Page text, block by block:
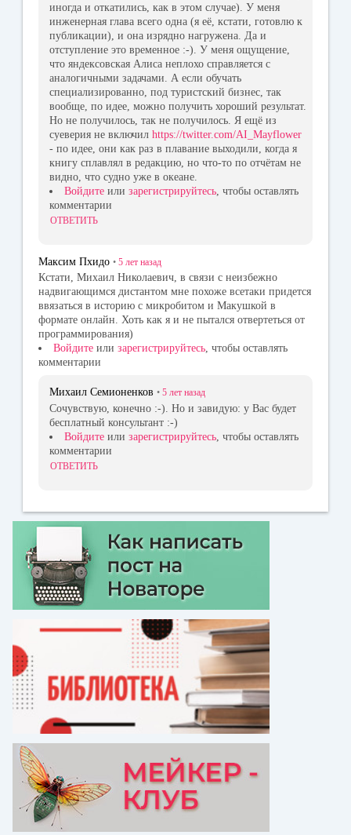
иногда и откатились, как в этом случае). У меня
инженерная глава всего одна (я её, кстати, готовлю к
публикации), и она изрядно нагружена. Да и
отступление это временное :-). У меня ощущение,
что яндексовская Алиса неплохо справляется с
аналогичными задачами. А если обучать
специализированно, под туристский бизнес, так
вообще, по идее, можно получить хороший результат.
Но не получилось, так не получилось. Я ещё из
суеверия не включил https://twitter.com/AI_Mayflower
- по идее, они как раз в плавание выходили, когда я
книгу сплавлял в редакцию, но что-то по отчётам не
видно, что судно уже в океане.
Войдите или зарегистрируйтесь , чтобы оставлять
комментарии
ОТВЕТИТЬ
Максим Пхидо • 5 лет назад
Кстати, Михаил Николаевич, в связи с неизбежно
надвигающимся дистантом мне похоже всетаки придется
ввязаться в историю с микробитом и Макушкой в
формате онлайн. Хоть как я и не пытался отвертеться от
программирования)
Войдите или зарегистрируйтесь, чтобы оставлять
комментарии
Михаил Семионенков • 5 лет назад
Сочувствую, конечно :-). Но и завидую: у Вас будет
бесплатный консультант :-)
Войдите или зарегистрируйтесь , чтобы оставлять
комментарии
ОТВЕТИТЬ